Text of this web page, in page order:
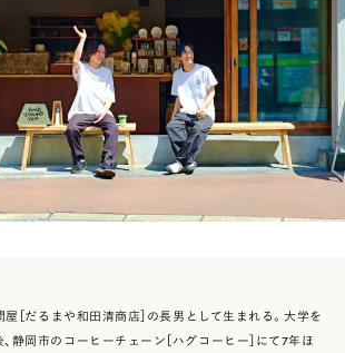
［だるまや和田清商店］の長男として生まれる。大学を
静岡市のコーヒーチェーン［ハグコーヒー］にて7年ほ